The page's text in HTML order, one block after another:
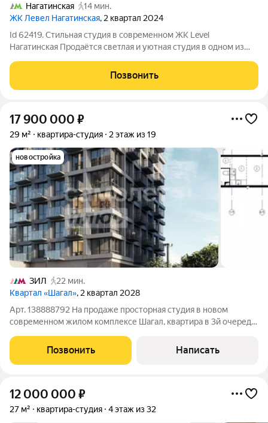
Нагатинская
14 мин.
ЖК Левел Нагатинская, 2 квартал 2024
Id 62419. Стильная студия в современном ЖК Level
Нагатинская Продаётся светлая и уютная студия в одном из
Нагатинская. Идеальный вариант для жизни, инвестиций или
аренды: квартира полностью
Позвонить
17 900 000 ₽
29 м² квартира-студия 2 этаж из 19
новостройка
ЗИЛ
22 мин.
Квартал «Шагал», 2 квартал 2028
Арт. 138888792 На продаже просторная студия в новом
современном жилом комплексе Шагал, квартира в 3й очереди,
строительства в Москве, вокруг только новые дома и
соответствующая инфраструктура ! Новые
Позвонить Написать
12 000 000 ₽
27 м² квартира-студия 4 этаж из 32